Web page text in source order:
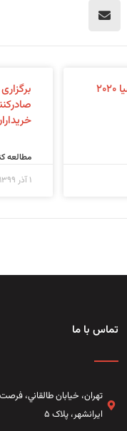
مطالعه
۱ آذر ۱۳۹۹
تماس با ما
تهران، خيابان طالقاني،‌
ایرانشهر، پلاک ۵